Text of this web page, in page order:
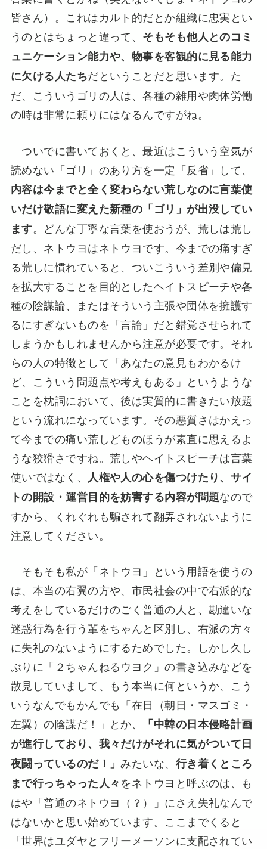
皆さん）。これはカルト的だとか組織に忠実とい
うのとはちょっと違って、 そもそも他人とのコミ
ュニケーション能力や、物事を客観的に見る能力
に欠ける人たちだということだと思います。た
だ、こういうゴリの人は、各種の雑用や肉体労働
の時は非常に頼りにはなるんですがね。
ついでに書いておくと、最近はこういう空気が
読めない「ゴリ」のあり方を一定「反省」して、
内容は今までと全く変わらない荒しなのに言葉使
いだけ敬語に変えた新種の「ゴリ」が出没してい
ます。どんな丁寧な言葉を使おうが、荒しは荒し
だし、ネトウヨはネトウヨです。今までの痛すぎ
る荒しに慣れていると、ついこういう差別や偏見
を拡大することを目的としたヘイトスピーチや各
種の陰謀論、またはそういう主張や団体を擁護す
るにすぎないものを「言論」だと錯覚させられて
しまうかもしれませんから注意が必要です。それ
らの人の特徴として「あなたの意見もわかるけ
ど、こういう問題点や考えもある」というような
ことを枕詞において、後は実質的に書きたい放題
という流れになっています。その悪質さはかえっ
て今までの痛い荒しどものほうが素直に思えるよ
うな狡猾さですね。荒しやヘイトスピーチは言葉
使いではなく、 人権や人の心を傷つけたり、サイ
トの開設・運営目的を妨害する内容が問題なので
すから、くれぐれも騙されて翻弄されないように
注意してください。
そもそも私が「ネトウヨ」という用語を使うの
は、本当の右翼の方や、市民社会の中で右派的な
考えをしているだけのごく普通の人と、勘違いな
迷惑行為を行う輩をちゃんと区別し、右派の方々
に失礼のないようにするためでした。しかし久し
ぶりに「２ちゃんねるウヨク」の書き込みなどを
散見していまして、もう本当に何というか、こう
いうなんでもかんでも「在日（朝日・マスゴミ・
左翼）の陰謀だ！」とか、
「中韓の日本侵略計画
が進行しており、我々だけがそれに気がついて日
夜闘っているのだ！」みたいな、 行き着くところ
まで行っちゃった人々をネトウヨと呼ぶのは、も
はや「普通のネトウヨ（？）」にさえ失礼なんで
はないかと思い始めています。ここまでくると
「世界はユダヤとフリーメーソンに支配されてい